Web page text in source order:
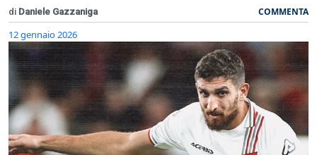
di Daniele Gazzaniga COMMENTA
12 gennaio 2026